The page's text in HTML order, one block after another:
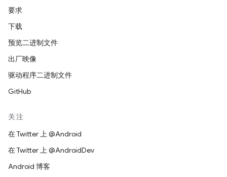
要求
下载
预览二进制文件
出厂映像
驱动程序二进制文件
GitHub
关注
在 Twitter 上 @Android
在 Twitter 上 @AndroidDev
Android 博客